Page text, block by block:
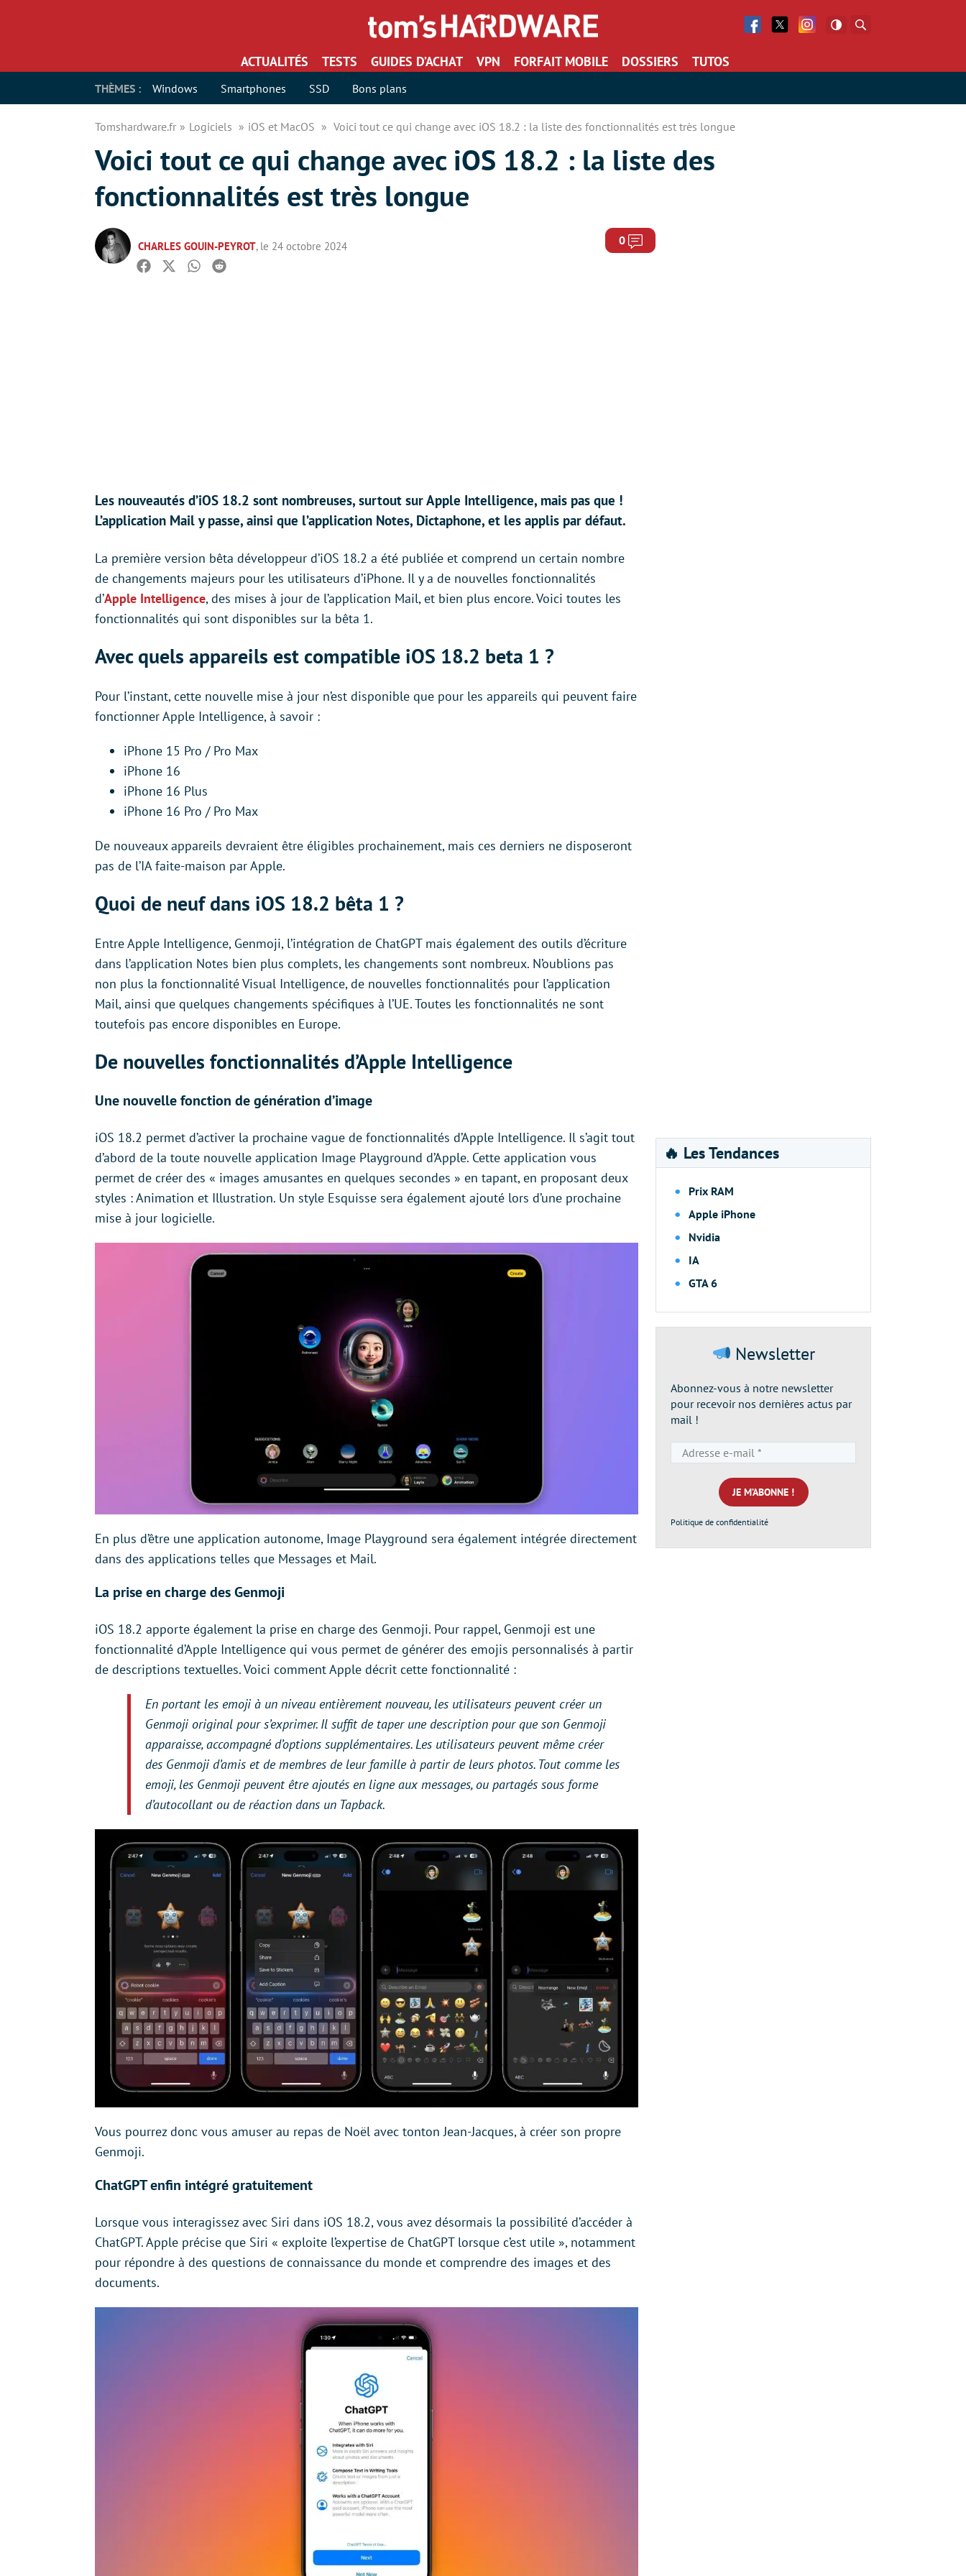
Facebook
Twitter Facebook
ACTUALITÉS TESTS GUIDES D’ACHAT VPN FORFAIT MOBILE DOSSIERS TUTOS
THÈMES : Windows Smartphones SSD Bons plans
Tomshardware.fr Logiciels iOS et MacOS Voici tout ce qui change avec iOS 18.2 : la liste des fonctionnalités est très longue
Voici tout ce qui change avec iOS 18.2 : la liste des
fonctionnalités est très longue
CHARLES GOUIN-PEYROT, le 24 octobre 2024 0 Commentaires
Facebook
TwitterWhatsapp
Reddit
Les nouveautés d’iOS 18.2 sont nombreuses, surtout sur Apple Intelligence, mais pas que !
L’application Mail y passe, ainsi que l’application Notes, Dictaphone, et les applis par défaut.
La première version bêta développeur d’iOS 18.2 a été publiée et comprend un certain nombre
de changements majeurs pour les utilisateurs d’iPhone. Il y a de nouvelles fonctionnalités
d’Apple Intelligence, des mises à jour de l’application Mail, et bien plus encore. Voici toutes les
fonctionnalités qui sont disponibles sur la bêta 1.
Avec quels appareils est compatible iOS 18.2 beta 1 ?
Pour l’instant, cette nouvelle mise à jour n’est disponible que pour les appareils qui peuvent faire
fonctionner Apple Intelligence, à savoir :
iPhone 15 Pro / Pro Max
iPhone 16
iPhone 16 Plus
iPhone 16 Pro / Pro Max
De nouveaux appareils devraient être éligibles prochainement, mais ces derniers ne disposeront
pas de l’IA faite-maison par Apple.
Quoi de neuf dans iOS 18.2 bêta 1 ?
Entre Apple Intelligence, Genmoji, l’intégration de ChatGPT mais également des outils d’écriture
dans l’application Notes bien plus complets, les changements sont nombreux. N’oublions pas
non plus la fonctionnalité Visual Intelligence, de nouvelles fonctionnalités pour l’application
Mail, ainsi que quelques changements spécifiques à l’UE. Toutes les fonctionnalités ne sont
toutefois pas encore disponibles en Europe.
De nouvelles fonctionnalités d’Apple Intelligence
Une nouvelle fonction de génération d’image
iOS 18.2 permet d’activer la prochaine vague de fonctionnalités d’Apple Intelligence. Il s’agit tout
d’abord de la toute nouvelle application Image Playground d’Apple. Cette application vous
permet de créer des « images amusantes en quelques secondes » en tapant, en proposant deux
styles : Animation et Illustration. Un style Esquisse sera également ajouté lors d’une prochaine
mise à jour logicielle.
En plus d’être une application autonome, Image Playground sera également intégrée directement
dans des applications telles que Messages et Mail.
La prise en charge des Genmoji
iOS 18.2 apporte également la prise en charge des Genmoji. Pour rappel, Genmoji est une
fonctionnalité d’Apple Intelligence qui vous permet de générer des emojis personnalisés à partir
de descriptions textuelles. Voici comment Apple décrit cette fonctionnalité :
En portant les emoji à un niveau entièrement nouveau, les utilisateurs peuvent créer un
Genmoji original pour s’exprimer. Il suffit de taper une description pour que son Genmoji
apparaisse, accompagné d’options supplémentaires. Les utilisateurs peuvent même créer
des Genmoji d’amis et de membres de leur famille à partir de leurs photos. Tout comme les
emoji, les Genmoji peuvent être ajoutés en ligne aux messages, ou partagés sous forme
d’autocollant ou de réaction dans un Tapback.
Vous pourrez donc vous amuser au repas de Noël avec tonton Jean-Jacques, à créer son propre
Genmoji.
ChatGPT enfin intégré gratuitement
Lorsque vous interagissez avec Siri dans iOS 18.2, vous avez désormais la possibilité d’accéder à
ChatGPT. Apple précise que Siri « exploite l’expertise de ChatGPT lorsque c’est utile », notamment
pour répondre à des questions de connaissance du monde et comprendre des images et des
documents.
🔥 Les Tendances
Prix RAM
Apple iPhone
Nvidia
IA
GTA 6
Newsletter
Abonnez-vous à notre newsletter
pour recevoir nos dernières actus par
mail !
e-
mail
*
Politique de confidentialité